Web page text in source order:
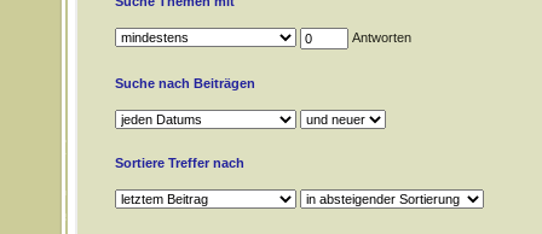
Antworten
Suche nach Beiträgen
Sortiere Treffer nach